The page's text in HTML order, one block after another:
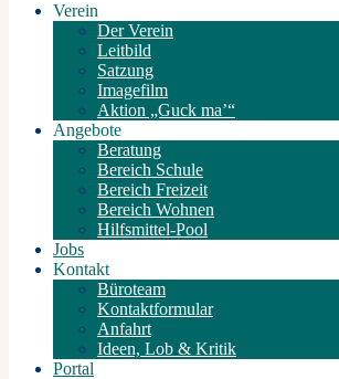
Verein
Der Verein
Leitbild
Satzung
Imagefilm
Aktion „Guck ma’“
Angebote
Beratung
Bereich Schule
Bereich Freizeit
Bereich Wohnen
Hilfsmittel-Pool
Jobs
Kontakt
Büroteam
Kontaktformular
Anfahrt
Ideen, Lob & Kritik
Portal